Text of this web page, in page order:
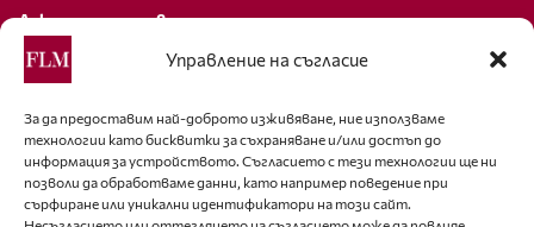
Управление на съгласие
За да предоставим най-доброто изживяване, ние използваме
технологии като бисквитки за съхраняване и/или достъп до
информация за устройството. Съгласието с тези технологии ще ни
позволи да обработваме данни, като например поведение при
сърфиране или уникални идентификатори на този сайт.
Декларация за поверителност
Политика за бисквитки
За контакти
editor@fashion-lifestyle.net
+359 88 227 33 47